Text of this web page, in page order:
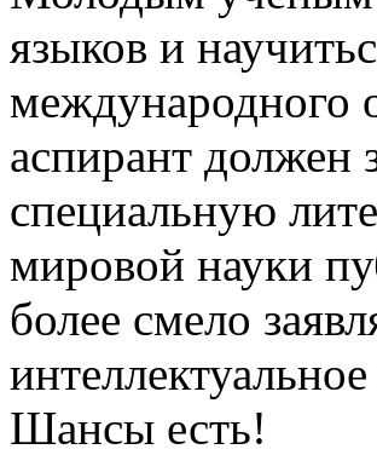
языков и
международного
аспирант должен
специальную
мировой науки
более смело
Шансы есть!